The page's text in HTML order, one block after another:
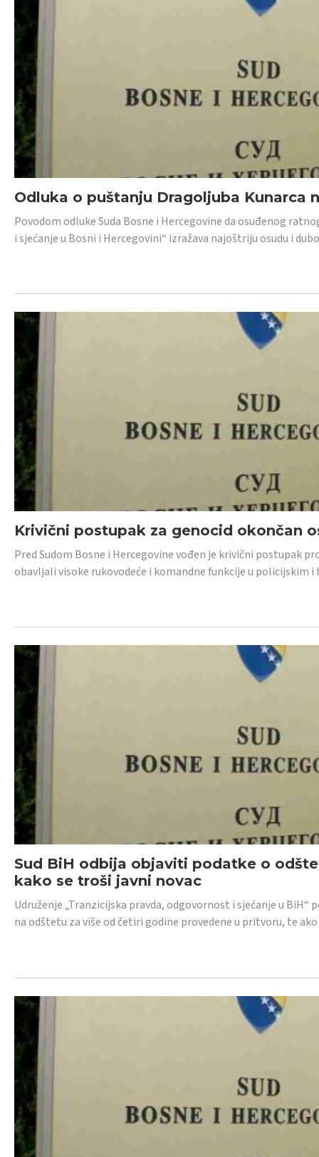
Odluka o puštanju Dragoljuba Kunarca
Povodom odluke Suda Bosne i Hercegovine da osuđenog
i sjećanje u Bosni i Hercegovini“ izražava najoštriju osudu i
Krivični postupak za genocid okončan
Pred Sudom Bosne i Hercegovine vođen je krivični postupak
obavljali visoke rukovodeće i komandne funkcije u policijskim
Sud BiH odbija objaviti podatke o
kako se troši javni novac
Udruženje „Tranzicijska pravda, odgovornost i sjećanje u
na odštetu za više od četiri godine provedene u pritvoru, te